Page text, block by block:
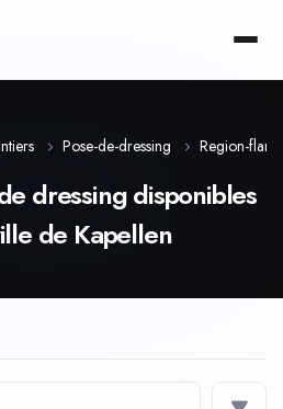
Pose-de-dressing Region-
dressing disponibles
de Kapellen